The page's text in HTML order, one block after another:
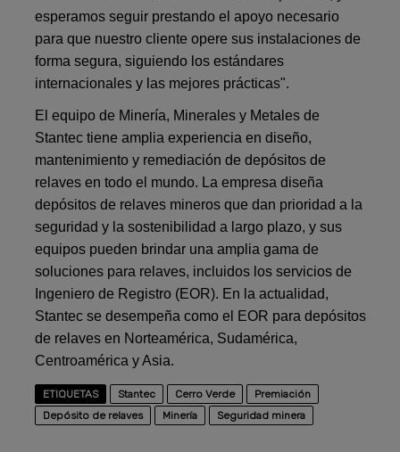
esperamos seguir prestando el apoyo necesario
para que nuestro cliente opere sus instalaciones de
forma segura, siguiendo los estándares
internacionales y las mejores prácticas".
El equipo de Minería, Minerales y Metales de
Stantec tiene amplia experiencia en diseño,
mantenimiento y remediación de depósitos de
relaves en todo el mundo. La empresa diseña
depósitos de relaves mineros que dan prioridad a la
seguridad y la sostenibilidad a largo plazo, y sus
equipos pueden brindar una amplia gama de
soluciones para relaves, incluidos los servicios de
Ingeniero de Registro (EOR). En la actualidad,
Stantec se desempeña como el EOR para depósitos
de relaves en Norteamérica, Sudamérica,
Centroamérica y Asia.
ETIQUETAS Stantec Cerro Verde
Premiación
Depósito de relaves
Minería Seguridad minera